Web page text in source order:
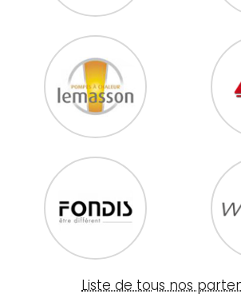
Liste de tous nos